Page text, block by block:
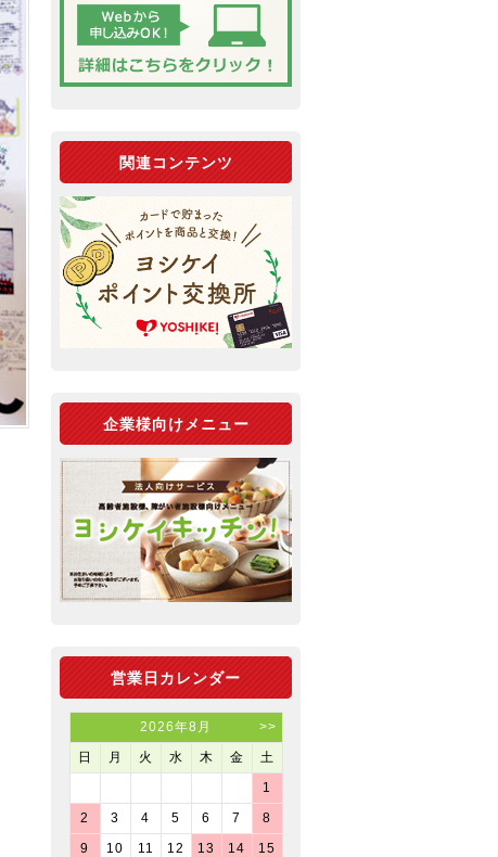
関連コンテンツ
企業様向けメニュー
営業日カレンダー
2026年8月
>>
日
月 火 水 木 金
土
1
2
3 4 5 6 7
8
9
10 11 12 13 14
15